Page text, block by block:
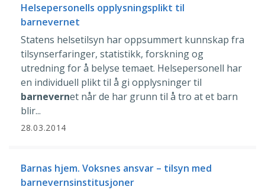
Helsepersonells opplysningsplikt til
barnevernet
Statens helsetilsyn har oppsummert kunnskap fra
tilsynserfaringer, statistikk, forskning og
utredning for å belyse temaet. Helsepersonell har
en individuell plikt til å gi opplysninger til
barnevernet når de har grunn til å tro at et barn
blir...
28.03.2014
Barnas hjem. Voksnes ansvar – tilsyn med
barnevernsinstitusjoner